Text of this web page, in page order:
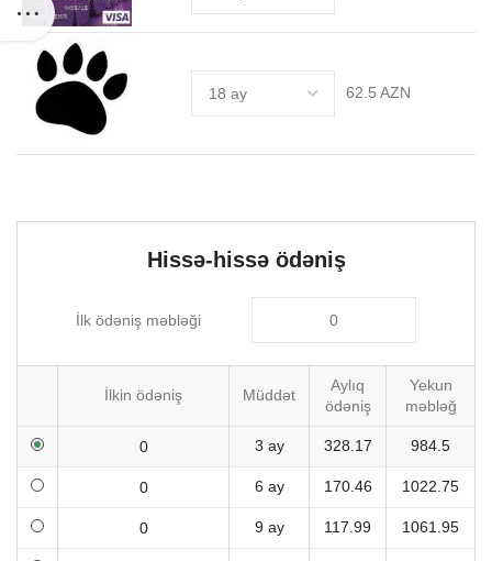
62.5 AZN
Hissə-hissə ödəniş
İlk ödəniş məbləği
İlkin ödəniş Müddət
Aylıq
ödəniş
Yekun
məbləğ
3 ay 328.17 984.5
6 ay 170.46 1022.75
9 ay 117.99 1061.95